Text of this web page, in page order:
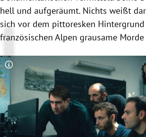
hell und aufgeräumt. Nichts weißt
sich vor dem pittoresken
französischen Alpen grausame
Copyright-Hinweis öffnen/